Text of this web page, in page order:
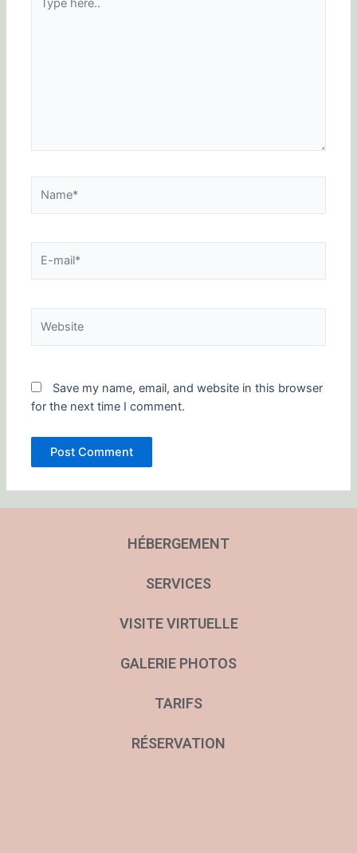
here..
mail*
Save my name, email, and website in this browser
for the next time I comment.
HÉBERGEMENT
SERVICES
VISITE VIRTUELLE
GALERIE PHOTOS
TARIFS
RÉSERVATION